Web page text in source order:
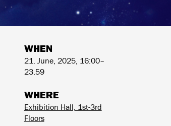
WHEN
21. June, 2025, 16:00–
23.59
WHERE
Exhibition Hall, 1st-3rd
Floors